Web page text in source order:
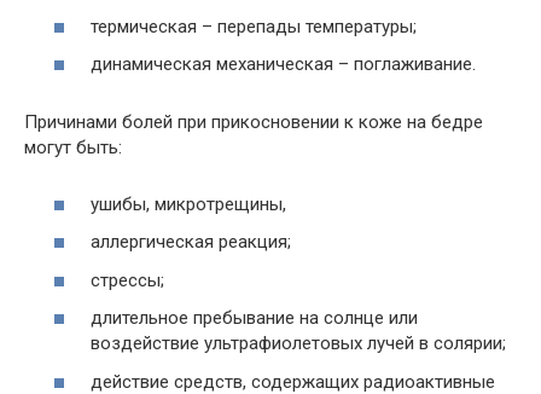
термическая – перепады температуры;
динамическая механическая – поглаживание.
Причинами болей при прикосновении к коже на бедре
могут быть:
ушибы, микротрещины,
аллергическая реакция;
стрессы;
длительное пребывание на солнце или
воздействие ультрафиолетовых лучей в солярии;
действие средств, содержащих радиоактивные